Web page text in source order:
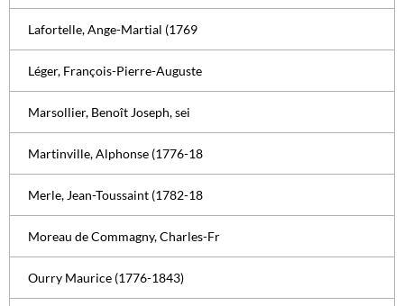
Lafortelle, Ange-Martial (1769
Léger, François-Pierre-Auguste
Marsollier, Benoît Joseph, sei
Martinville, Alphonse (1776-18
Merle, Jean-Toussaint (1782-18
Moreau de Commagny, Charles-Fr
Ourry Maurice (1776-1843)